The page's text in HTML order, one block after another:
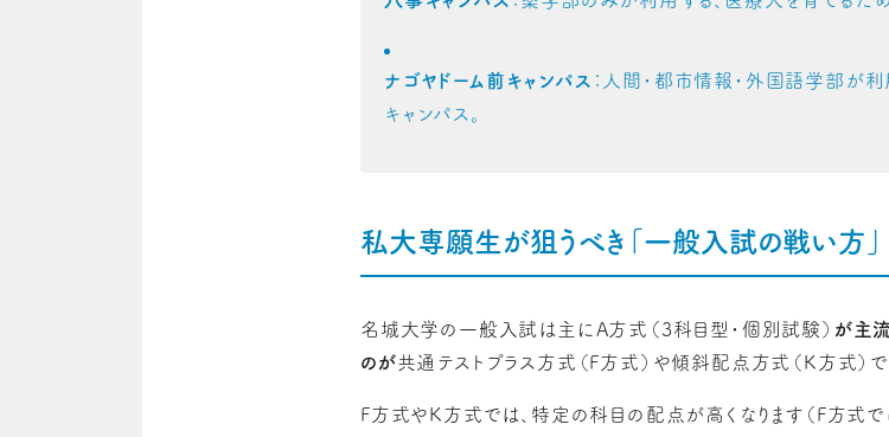
ナゴヤドーム前キャンパス ：人間・都市情報・外国語学部が
キャンパス。
私大専願生が狙うべき「一般入試の戦い方」
名城大学の一般入試は主にA方式（3科目型・個別試験） が主
のが共通テストプラス方式（F方式）や傾斜配点方式（K方式）で
F方式やK方式では、特定の科目の配点が高くなります（F方式